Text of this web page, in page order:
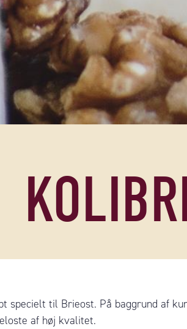
specielt til Brieost. På baggrund af
af høj kvalitet.